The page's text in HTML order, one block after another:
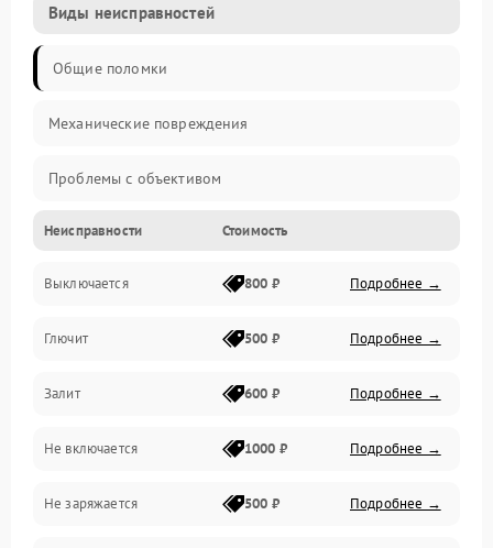
Виды неисправностей
Общие поломки
Механические повреждения
Проблемы с объективом
Электронные ошибки
Механические проблемы
Матрица и оптика
Питание и питание цепей
Проблемы с картами памяти
Объективы
Неисправности Стоимость
Выключается 800 ₽ Подробнее →
Глючит 500 ₽ Подробнее →
Залит 600 ₽ Подробнее →
Не включается 1000 ₽ Подробнее →
Не заряжается 500 ₽ Подробнее →